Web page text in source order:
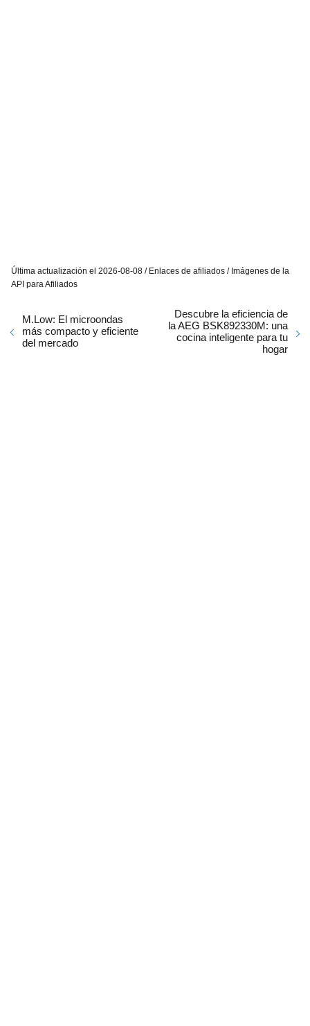
Última actualización el 2026-08-08 / Enlaces de afiliados / Imágenes de la
API para Afiliados
M.Low: El microondas
más compacto y eficiente
del mercado
Descubre la eficiencia de
la AEG BSK892330M: una
cocina inteligente para tu
hogar